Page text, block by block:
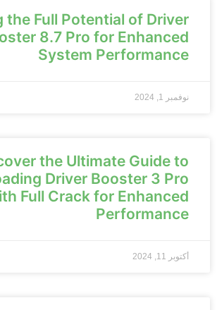
the Full Potential of Driver
8.7 Pro for Enhanced
System Performance
نوفمبر 1, 2024
the Ultimate Guide to
Driver Booster 3 Pro
Full Crack for Enhanced
Performance
أكتوبر 11, 2024